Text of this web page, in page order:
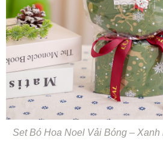
Set Bó Hoa Noel Vải Bóng – Xanh